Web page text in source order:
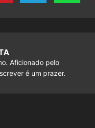
Aficionado pelo
é um prazer.